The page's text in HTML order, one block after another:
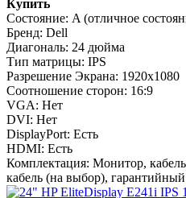
Купить
Состояние: A (отличное
Бренд: Dell
Диагональ: 24 дюйма
Тип матрицы: IPS
Разрешение Экрана: 1920x1080
Соотношение сторон: 16:9
VGA: Нет
DVI: Нет
DisplayPort: Есть
HDMI: Есть
Комплектация: Монитор,
кабель (на выбор),